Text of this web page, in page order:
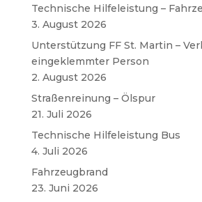
Technische Hilfeleistung –
3. August 2026
Unterstützung FF St. Martin –
eingeklemmter Person
2. August 2026
Straßenreinung – Ölspur
21. Juli 2026
Technische Hilfeleistung Bus
4. Juli 2026
Fahrzeugbrand
23. Juni 2026